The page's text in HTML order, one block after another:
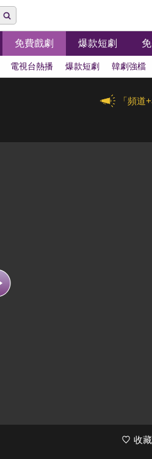
免費戲劇 爆款短劇
電視台熱播 爆款短劇 韓劇強檔
「頻道
收藏